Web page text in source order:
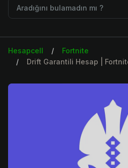
Hesapcell
Fortnite
Drift Garantili Hesap |